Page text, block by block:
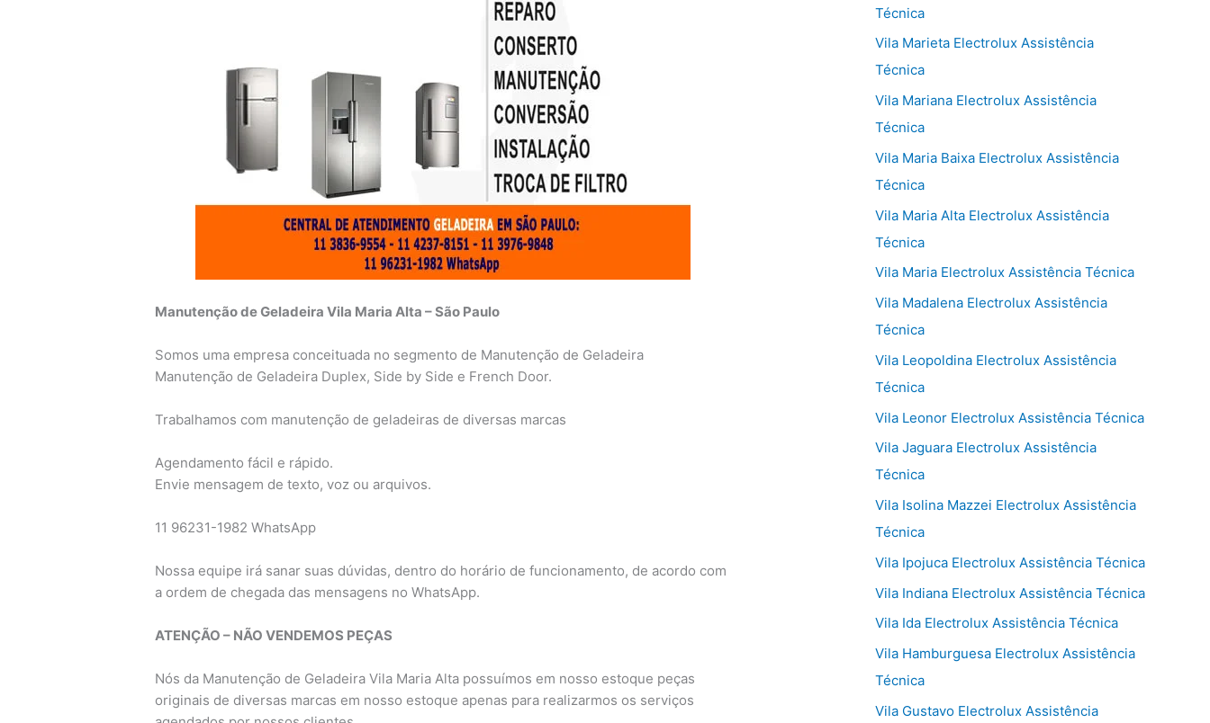
Manutenção de Geladeira Vila Maria Alta – São Paulo
Somos uma empresa conceituada no segmento de Manutenção de Geladeira
Manutenção de Geladeira Duplex, Side by Side e French Door.
Trabalhamos com manutenção de geladeiras de diversas marcas
Agendamento fácil e rápido.
Envie mensagem de texto, voz ou arquivos.
11 96231-1982 WhatsApp
Nossa equipe irá sanar suas dúvidas, dentro do horário de funcionamento, de acordo com
a ordem de chegada das mensagens no WhatsApp.
ATENÇÃO – NÃO VENDEMOS PEÇAS
Nós da Manutenção de Geladeira Vila Maria Alta possuímos em nosso estoque peças
originais de diversas marcas em nosso estoque apenas para realizarmos os serviços
Técnica
Vila Marieta Electrolux Assistência
Técnica
Vila Mariana Electrolux Assistência
Técnica
Vila Maria Baixa Electrolux Assistência
Técnica
Vila Maria Alta Electrolux Assistência
Técnica
Vila Maria Electrolux Assistência Técnica
Vila Madalena Electrolux Assistência
Técnica
Vila Leopoldina Electrolux Assistência
Técnica
Vila Leonor Electrolux Assistência Técnica
Vila Jaguara Electrolux Assistência
Técnica
Vila Isolina Mazzei Electrolux Assistência
Técnica
Vila Ipojuca Electrolux Assistência Técnica
Vila Indiana Electrolux Assistência Técnica
Vila Ida Electrolux Assistência Técnica
Vila Hamburguesa Electrolux Assistência
Técnica
Vila Gustavo Electrolux Assistência